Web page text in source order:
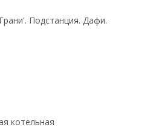
Подстанция. Дафи.
котельная